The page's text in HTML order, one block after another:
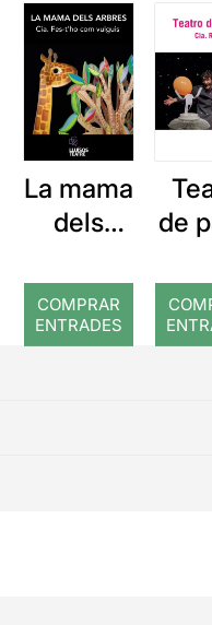
La mama
dels
COMPRAR
ENTRADES
de